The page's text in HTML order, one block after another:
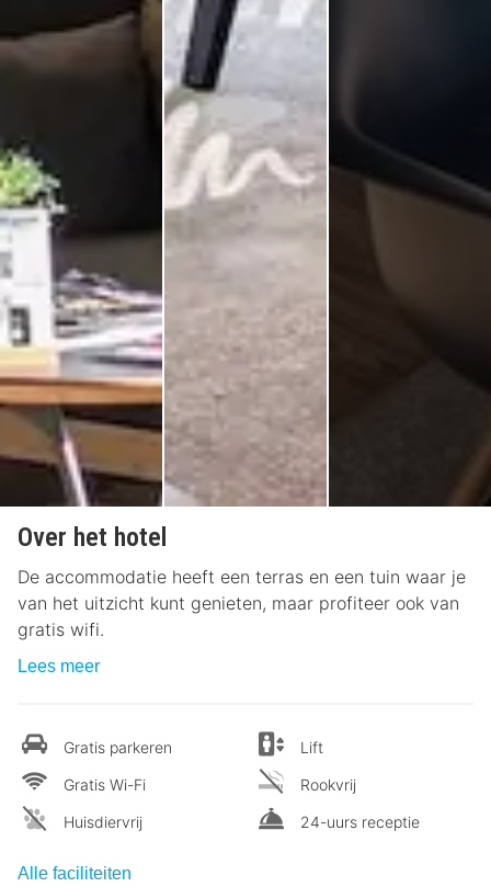
Over het hotel
De accommodatie heeft een terras en een tuin waar je
van het uitzicht kunt genieten, maar profiteer ook van
gratis wifi.
Lees meer
Gratis parkeren
Gratis Wi-Fi
Huisdiervrij
Lift
Rookvrij
24-uurs receptie
Alle faciliteiten